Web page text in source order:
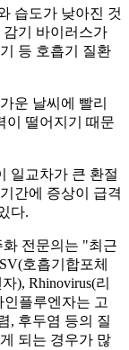
습도가 낮아진 것
기 바이러스가
등 호흡기 질환
운 날씨에 빨리
이 떨어지기 때문
일교차가 큰 환절
간에 증상이 급격
다.
전문의는 "최근
호흡기합포체
), Rhinovirus(리
인플루엔자는 고
, 후두염 등의 질
되는 경우가 많